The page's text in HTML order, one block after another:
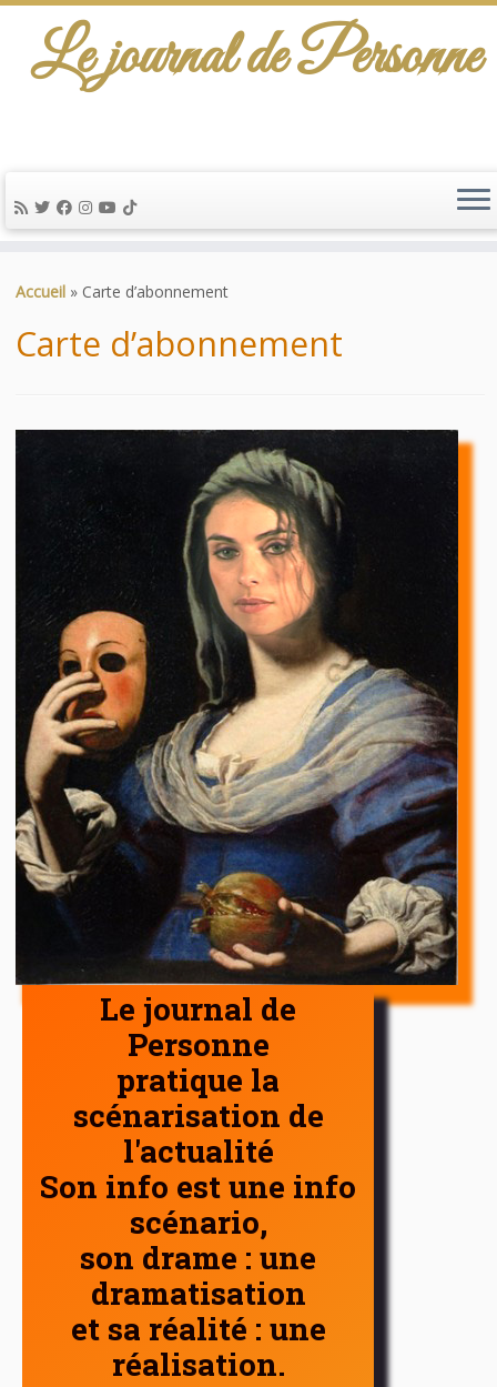
au
Le journal de Personne
Accueil » Carte d’abonnement
Carte d’abonnement
Le journal de
Personne
pratique la
scénarisation de
l'actualité
Son info est une info
scénario,
son drame : une
dramatisation
et sa réalité : une
réalisation.